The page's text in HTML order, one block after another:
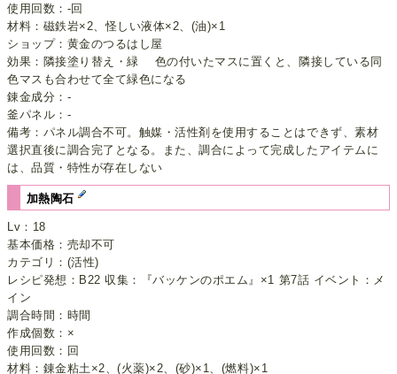
使用回数：-回
材料：磁鉄岩×2、怪しい液体×2、(油)×1
ショップ：黄金のつるはし屋
効果：隣接塗り替え・緑 色の付いたマスに置くと、隣接している同
色マスも合わせて全て緑色になる
錬金成分：-
釜パネル：-
備考：パネル調合不可。触媒・活性剤を使用することはできず、素材
選択直後に調合完了となる。また、調合によって完成したアイテムに
は、品質・特性が存在しない
加熱陶石
Lv：18
基本価格：売却不可
カテゴリ：(活性)
レシピ発想：B22 収集：『バッケンのポエム』×1 第7話 イベント：メ
イン
調合時間：時間
作成個数：×
使用回数：回
材料：錬金粘土×2、(火薬)×2、(砂)×1、(燃料)×1